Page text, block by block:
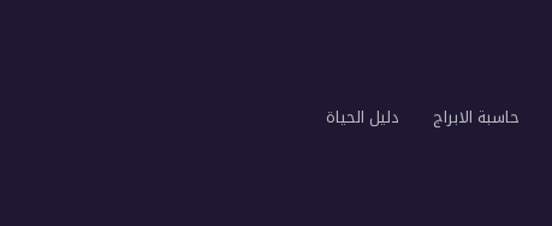
حاسبة الابراج دليل الحياة